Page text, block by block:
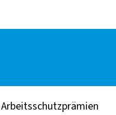
Arbeitsschutzprämien